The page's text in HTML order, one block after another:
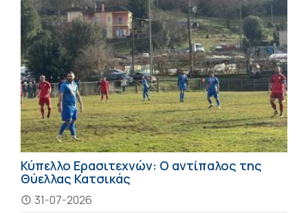
Κύπελλο Ερασιτεχνών: Ο αντίπαλος της
Θύελλας Κατσικάς
31-07-2026